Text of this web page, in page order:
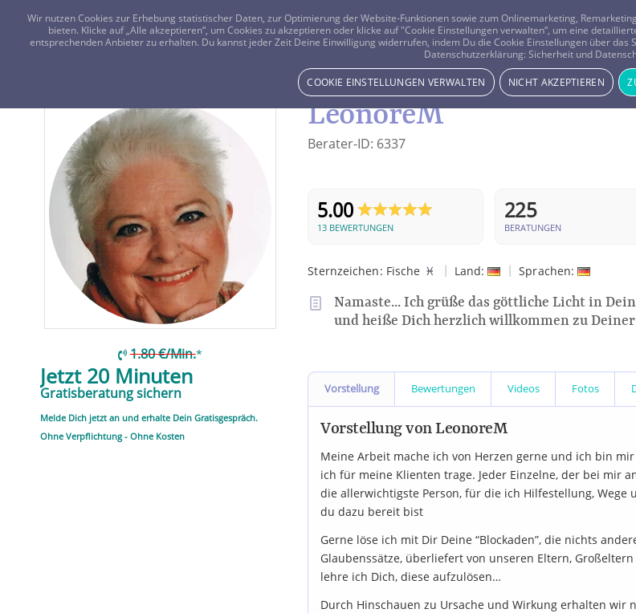
Beratung
1.80 €/Min.*
Jetzt 20 Minuten
Gratisberatung sichern
Melde Dich jetzt an und erhalte Dein Gratisgespräch.
Ohne Verpflichtung - Ohne Kosten
LeonoreM
Berater-ID: 6337
5.00
13 BEWERTUNGEN
225
BERATUNGEN
Sternzeichen: Fische ♓ | Land: | Sprachen:
Namaste... Ich grüße das göttliche Licht in
und heiße Dich herzlich willkommen zu
Vorstellung Bewertungen Videos Fotos
Vorstellung von LeonoreM
Meine Arbeit mache ich von Herzen gerne und ich bin
ich für meine Klienten trage. Jeder Einzelne, der bei mir
die allerwichtigste Person, für die ich Hilfestellung, Wege
du dazu bereit bist
Gerne löse ich mit Dir Deine “Blockaden”, die nichts
Glaubenssätze, überliefert von unseren Eltern,
lehre ich Dich, diese aufzulösen…
Durch Hinschauen zu Ursache und Wirkung erhalten wir
Wir nutzen Cookies zur Erhebung statistischer Daten, zur Optimierung der Website-Funktionen sowie zum Onlinemarketing,
bieten. Klicke auf „Alle akzeptieren“, um Cookies zu akzeptieren oder klicke auf "Cookie Einstellungen verwalten“, um eine
entsprechenden Anbieter zu erhalten. Du kannst jeder Zeit Deine Einwilligung widerrufen, indem Du die Cookie Einstellungen über
Datenschutzerklärung: Sicherheit und
COOKIE EINSTELLUNGEN VERWALTEN NICHT AKZEPTIEREN